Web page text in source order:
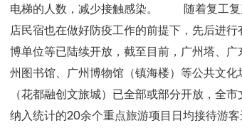
电梯的人数，减少接触感染。 随着复工复
店民宿也在做好防疫工作的前提下，先后进
博单位等已陆续开放，截至目前，广州塔、
州图书馆、广州博物馆（镇海楼）等公共文
（花都融创文旅城）已全部或部分开放，全
纳入统计的20余个重点旅游项目日均接待